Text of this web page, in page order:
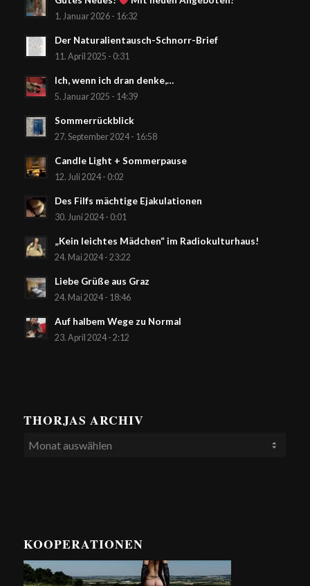
1. Januar 2026 - 16:32
Der Naturalientausch-Schnorr-Brief
11. April 2025 - 0:31
Ich, wenn ich dran denke,…
5. Januar 2025 - 14:39
Sommerrückblick
27. September 2024 - 16:58
Candle Light + Sommerpause
12. Juli 2024 - 0:02
Des Filfs mächtige Ejakulationen
30. Juni 2024 - 0:01
„Kein leichtes Mädchen“ im Radiokulturhaus!
24. Mai 2024 - 23:22
Liebe Grüße aus Graz
24. Mai 2024 - 18:46
Auf halbem Wege zu Normal
23. April 2024 - 2:12
THORJAS ARCHIV
KOOPERATIONEN